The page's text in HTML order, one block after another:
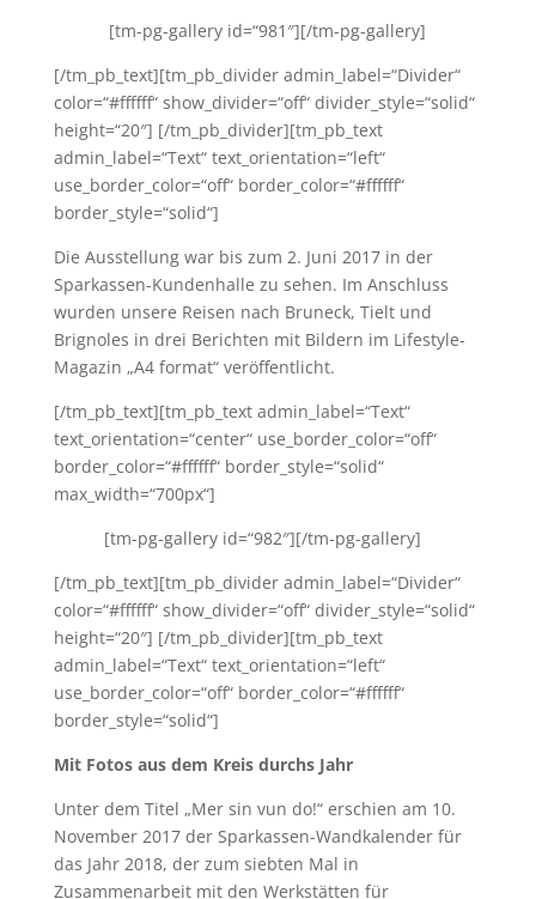
[tm-pg-gallery id=“981″][/tm-pg-gallery]
[/tm_pb_text][tm_pb_divider admin_label=“Divider“
color=“#ffffff“ show_divider=“off“ divider_style=“solid“
height=“20″] [/tm_pb_divider][tm_pb_text
admin_label=“Text“ text_orientation=“left“
use_border_color=“off“ border_color=“#ffffff“
border_style=“solid“]
Die Ausstellung war bis zum 2. Juni 2017 in der
Sparkassen-Kundenhalle zu sehen. Im Anschluss
wurden unsere Reisen nach Bruneck, Tielt und
Brignoles in drei Berichten mit Bildern im Lifestyle-
Magazin „A4 format“ veröffentlicht.
[/tm_pb_text][tm_pb_text admin_label=“Text“
text_orientation=“center“ use_border_color=“off“
border_color=“#ffffff“ border_style=“solid“
max_width=“700px“]
[tm-pg-gallery id=“982″][/tm-pg-gallery]
[/tm_pb_text][tm_pb_divider admin_label=“Divider“
color=“#ffffff“ show_divider=“off“ divider_style=“solid“
height=“20″] [/tm_pb_divider][tm_pb_text
admin_label=“Text“ text_orientation=“left“
use_border_color=“off“ border_color=“#ffffff“
border_style=“solid“]
Mit Fotos aus dem Kreis durchs Jahr
Unter dem Titel „Mer sin vun do!“ erschien am 10.
November 2017 der Sparkassen-Wandkalender für
das Jahr 2018, der zum siebten Mal in
Zusammenarbeit mit den Werkstätten für